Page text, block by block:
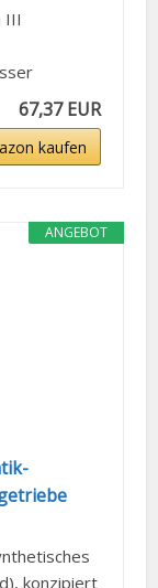
III
67,37 EUR
kaufen
ANGEBOT
konzipiert